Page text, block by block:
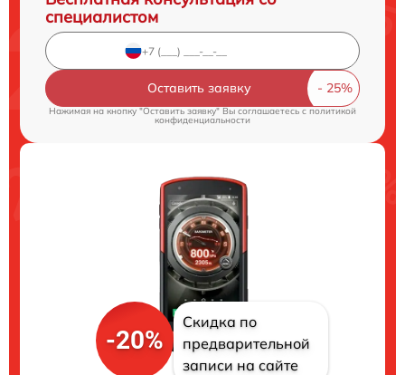
специалистом
Оставить заявку
Нажимая на кнопку "Оставить заявку" Вы соглашаетесь cполитикой
конфиденциальности
-20%
Скидка по
предварительной
записи на сайте